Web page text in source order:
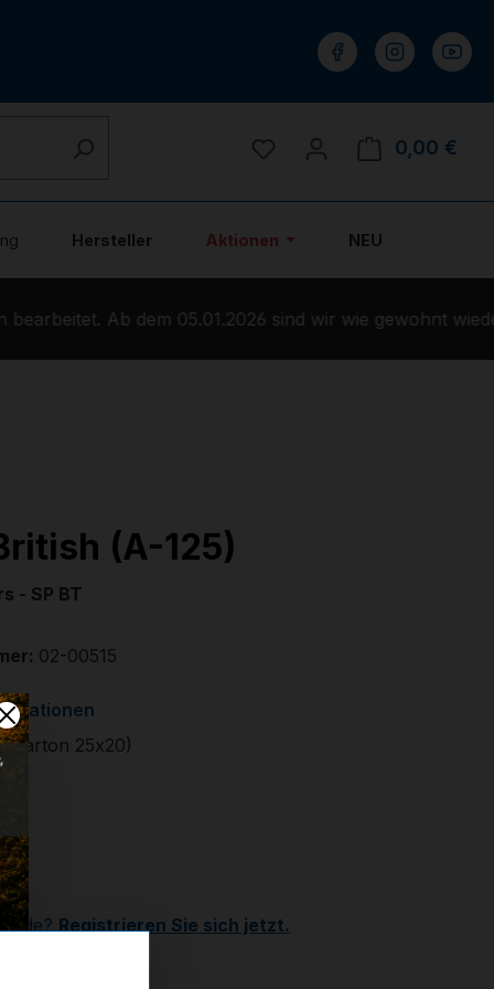
Du hast 0 Produkte auf
0,00 €
Hersteller Aktionen NEU
Ab dem 05.01.2026 sind wir wie gewohnt
(A-125)
- SP BT
02-00515
(Karton 25x20)
Registrieren Sie sich jetzt.